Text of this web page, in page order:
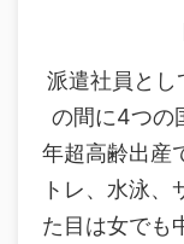
派遣社員とし
の間に4つの
年超高齢出産
トレ、水泳、
た目は女でも